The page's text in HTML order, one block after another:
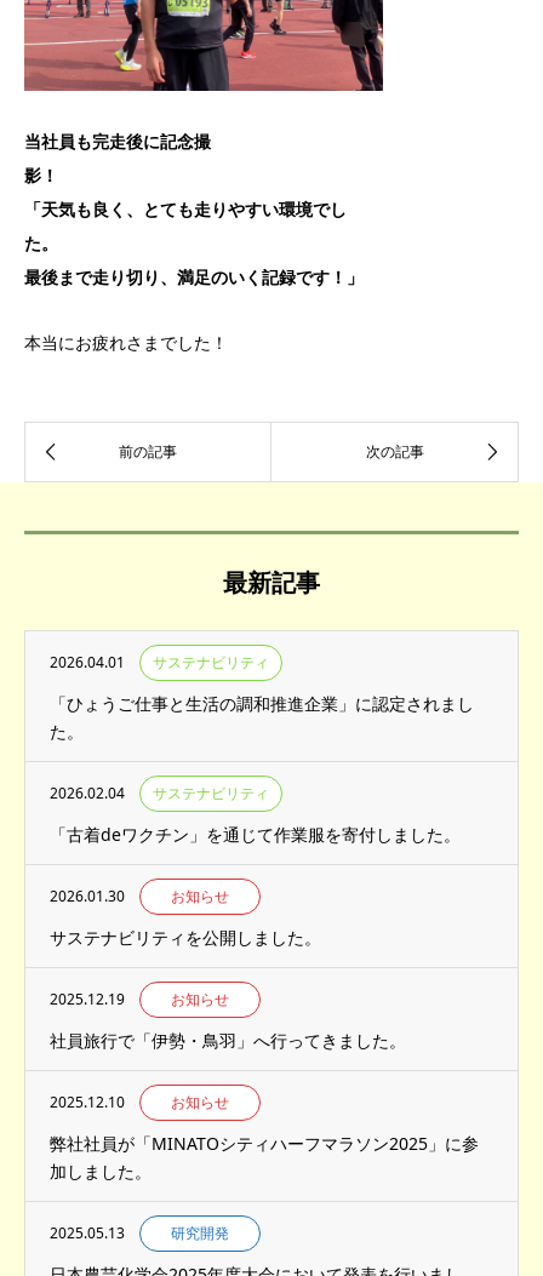
当社員も完走後に記念撮
影
「天気も良く、とても走りやすい環境でし
た
最後まで走り切り、満足のいく記録です！」
本当にお疲れさまでした！
最新記事
2026.04.01 サステナビリティ
「ひょうご仕事と生活の調和推進企業」に認定されまし
た。
2026.02.04 サステナビリティ
「古着deワクチン」を通じて作業服を寄付しました。
2026.01.30 お知らせ
サステナビリティを公開しました。
2025.12.19 お知らせ
社員旅行で「伊勢・鳥羽」へ行ってきました。
2025.12.10 お知らせ
弊社社員が「MINATOシティハーフマラソン2025」に参
加しました。
2025.05.13 研究開発